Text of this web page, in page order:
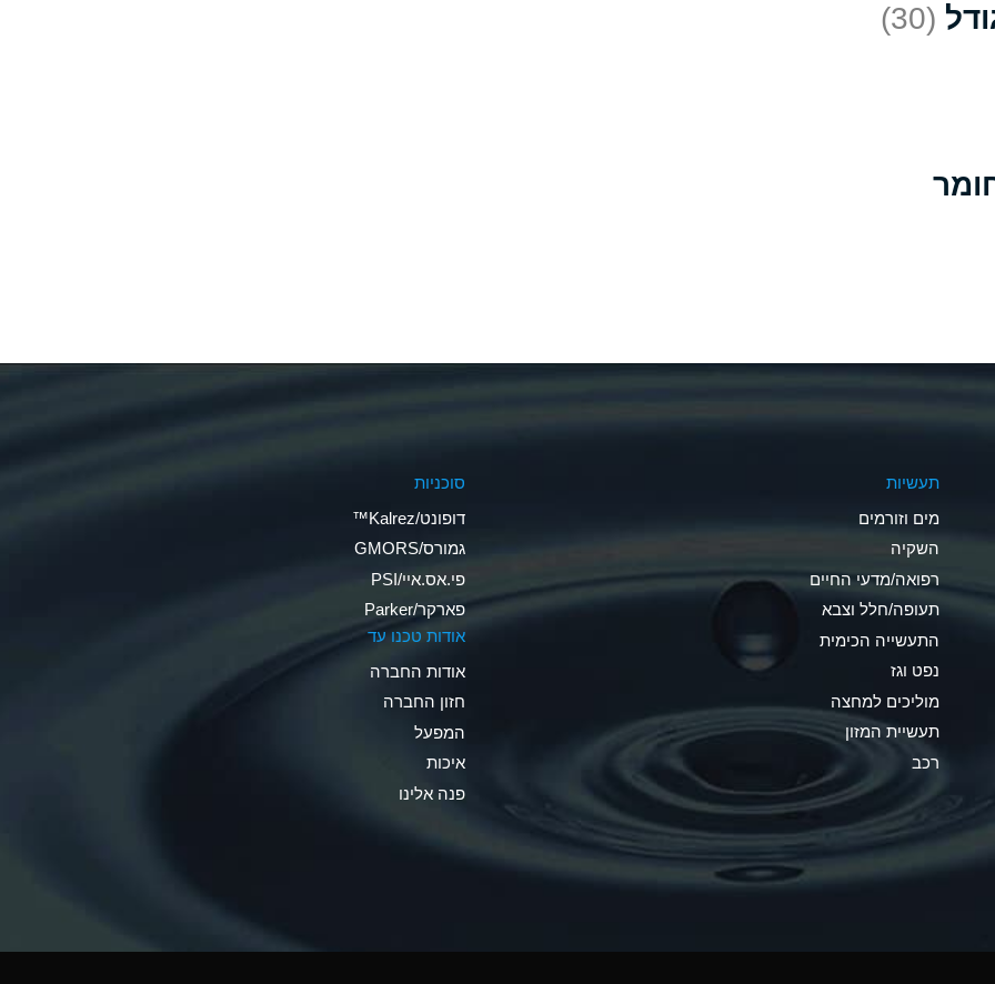
D
C
A
*
A
B
(30)
תעשיות
מים וזורמים
השקיה
רפואה/מדעי החיים
תעופה/חלל וצבא
התעשייה הכימית
נפט וגז
מוליכים למחצה
תעשיית המזון
רכב
סוכניות
דופונט/Kalrez™
גמורס/GMORS
פי.אס.איי/PSI
פארקר/Parker
אודות טכנו עד
אודות החברה
חזון החברה
המפעל
איכות
פנה אלינו